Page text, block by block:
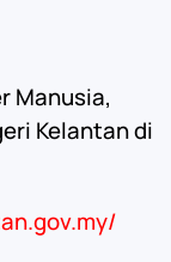
Manusia,
Kelantan di